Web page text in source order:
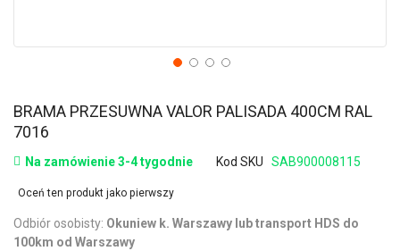
BRAMA PRZESUWNA VALOR PALISADA 400CM RAL
7016
Na zamówienie 3-4 tygodnie Kod SKU SAB900008115
Oceń ten produkt jako pierwszy
Odbiór osobisty: Okuniew k. Warszawy lub transport HDS do
100km od Warszawy